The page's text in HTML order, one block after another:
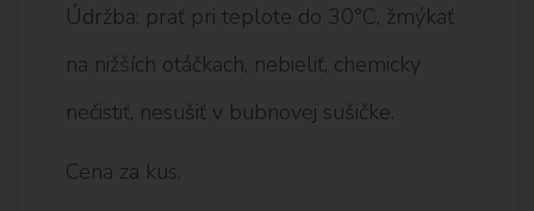
Údržba: prať pri teplote do 30°C, žmýkať
na nižších otáčkach, nebieliť, chemicky
nečistiť, nesušiť v bubnovej sušičke.
Cena za kus.